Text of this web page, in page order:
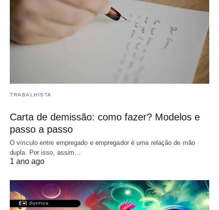
TRABALHISTA
Carta de demissão: como fazer? Modelos e
passo a passo
O vínculo entre empregado e empregador é uma relação de mão
dupla. Por isso, assim…
1 ano ago